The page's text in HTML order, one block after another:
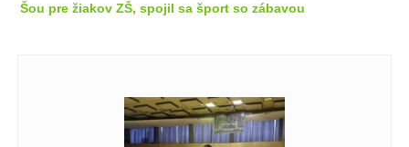
Šou pre žiakov ZŠ, spojil sa šport so zábavou